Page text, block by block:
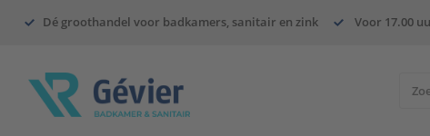
Dé groothandel voor badkamers, sanitair en zink Voor 17.00